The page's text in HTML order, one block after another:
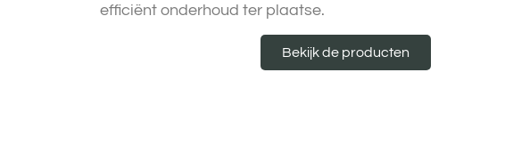
efficiënt onderhoud ter plaatse.
Bekijk de producten